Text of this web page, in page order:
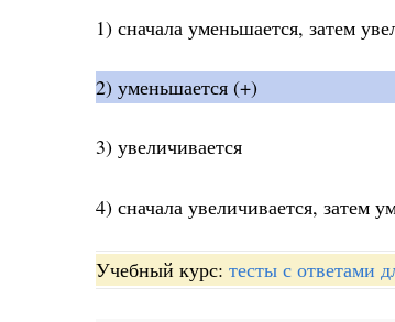
1) сначала уменьшается, затем
2) уменьшается (+)
3) увеличивается
4) сначала увеличивается, затем
Учебный курс: тесты с ответами